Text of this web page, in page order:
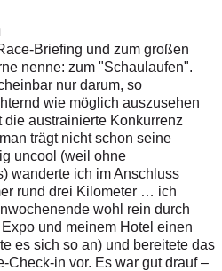
Briefing und zum großen
nenne: zum "Schaulaufen".
nur darum, so
wie möglich auszusehen
austrainierte Konkurrenz
trägt nicht schon seine
uncool (weil ohne
wanderte ich im Anschluss
rund drei Kilometer … ich
wohl rein durch
und meinem Hotel einen
es sich so an) und bereitete das
Check-in vor. Es war gut drauf –